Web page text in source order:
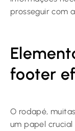
prosseguir com
footer
O rodapé,
um papel